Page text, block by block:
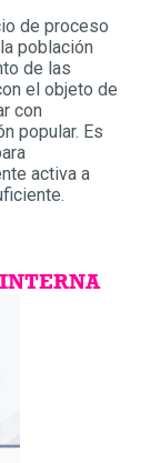
de proceso
población
de las
el objeto de
con
popular. Es
activa a